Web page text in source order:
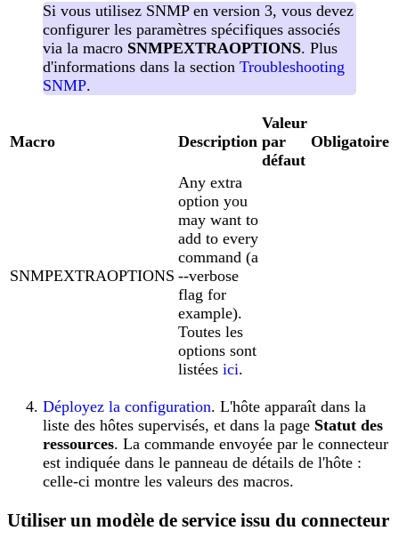
Si vous utilisez SNMP en version 3, vous devez
configurer les paramètres spécifiques associés
via la macro SNMPEXTRAOPTIONS. Plus
d'informations dans la section Troubleshooting
SNMP.
Macro Description
Valeur
par
défaut
Obligatoire
SNMPEXTRAOPTIONS
Any extra
option you
may want to
add to every
command (a
--verbose
flag for
example).
Toutes les
options sont
listées ici.
Déployez la configuration. L'hôte apparaît dans la
liste des hôtes supervisés, et dans la page Statut des
ressources. La commande envoyée par le connecteur
est indiquée dans le panneau de détails de l'hôte :
celle-ci montre les valeurs des macros.
Utiliser un modèle de service issu du connecteur